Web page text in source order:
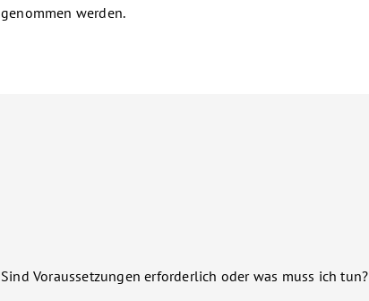
genommen werden.
Sind Voraussetzungen erforderlich oder was muss ich tun?